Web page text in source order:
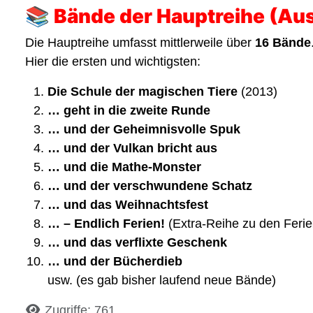
📚 Bände der Hauptreihe
Die Hauptreihe umfasst mittlerweile über 16 Bände.
Hier die ersten und wichtigsten:
Die Schule der magischen Tiere (2013)
… geht in die zweite Runde
… und der Geheimnisvolle Spuk
… und der Vulkan bricht aus
… und die Mathe-Monster
… und der verschwundene Schatz
… und das Weihnachtsfest
… – Endlich Ferien! (Extra-Reihe zu den
… und das verflixte Geschenk
… und der Bücherdieb
usw. (es gab bisher laufend neue Bände)
DetailsZugriffe: 761